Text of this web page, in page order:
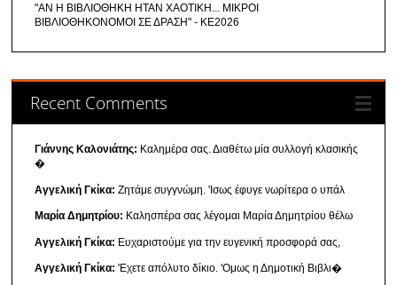
"ΑΝ Η ΒΙΒΛΙΟΘΗΚΗ ΗΤΑΝ ΧΑΟΤΙΚΗ... ΜΙΚΡΟΙ
ΒΙΒΛΙΟΘΗΚΟΝΟΜΟΙ ΣΕ ΔΡΑΣΗ" - ΚΕ2026
Recent Comments
Γιάννης Καλονιάτης: Καλημέρα σας. Διαθέτω μία συλλογή κλασικής
�
Αγγελική Γκίκα: Ζητάμε συγγνώμη. 'Ισως έφυγε νωρίτερα ο υπάλ
Μαρία Δημητρίου: Καλησπέρα σας λέγομαι Μαρία Δημητρίου θέλω
Αγγελική Γκίκα: Ευχαριστούμε για την ευγενική προσφορά σας,
Αγγελική Γκίκα: 'Εχετε απόλυτο δίκιο. 'Ομως η Δημοτική Βιβλι�